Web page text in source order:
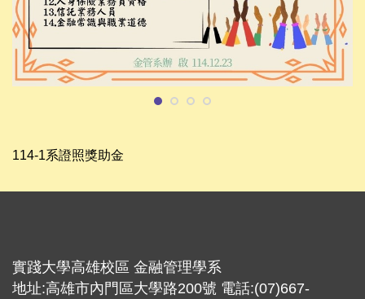
114-1系證照獎助金
實踐大學高雄校區 金融管理學系
地址:高雄市內門區大學路200號 電話:(07)667-